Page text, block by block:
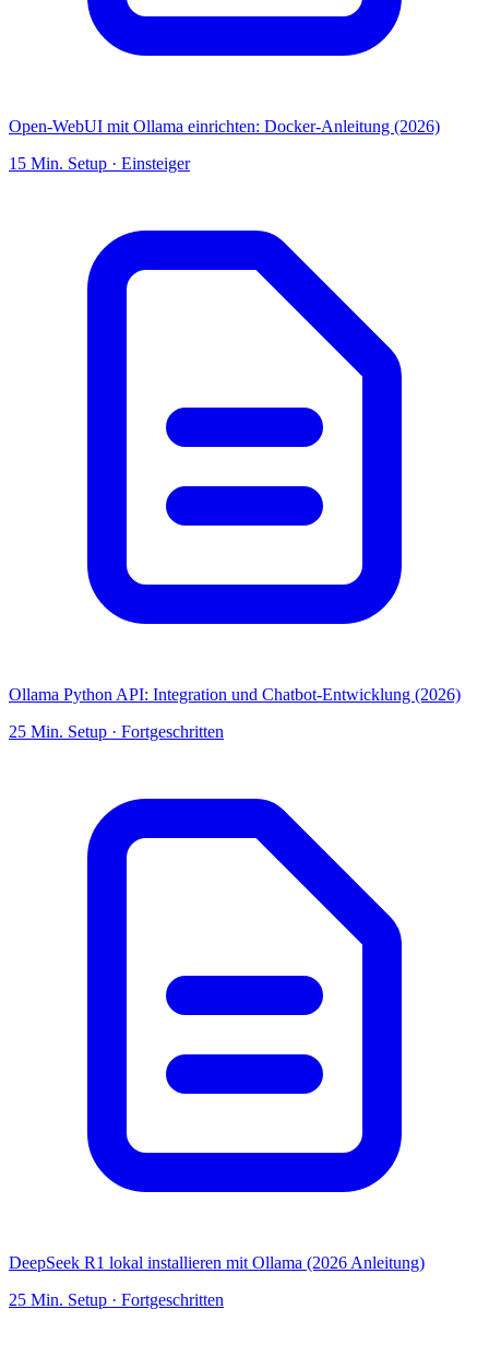
Open-WebUI mit Ollama einrichten: Docker-Anleitung (2026)
15 Min. Setup · Einsteiger
Ollama Python API: Integration und Chatbot-Entwicklung (2026)
25 Min. Setup · Fortgeschritten
DeepSeek R1 lokal installieren mit Ollama (2026 Anleitung)
25 Min. Setup · Fortgeschritten